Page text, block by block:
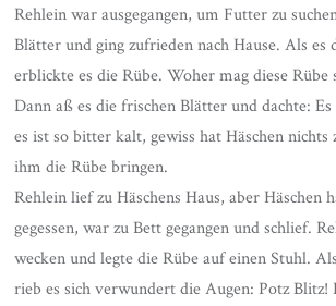
Rehlein war ausgegangen, um Futter zu
Blätter und ging zufrieden nach Hause. Als es
erblickte es die Rübe. Woher mag diese Rübe
Dann aß es die frischen Blätter und dachte:
es ist so bitter kalt, gewiss hat Häschen nichts
ihm die Rübe bringen.
Rehlein lief zu Häschens Haus, aber Häschen
gegessen, war zu Bett gegangen und schlief.
wecken und legte die Rübe auf einen Stuhl.
rieb es sich verwundert die Augen: Potz Blitz!